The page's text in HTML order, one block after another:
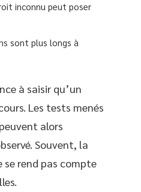
inconnu peut poser
sont plus longs à
à saisir qu’un
Les tests menés
alors
Souvent, la
se rend pas compte